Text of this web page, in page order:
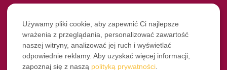
Moje konto
Nie pamiętasz hasła?
Twoje zamówienia
NASZE SOCIALE
Używamy pliki cookie, aby zapewnić Ci najlepsze
wrażenia z przeglądania, personalizować zawartość
naszej witryny, analizować jej ruch i wyświetlać
odpowiednie reklamy. Aby uzyskać więcej informacji,
zapoznaj się z naszą polityką prywatności